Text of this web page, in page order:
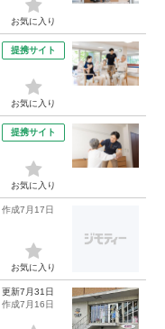
お気に入り
提携サイト
お気に入り
提携サイト
お気に入り
作成7月17日
お気に入り
更新7月31日
作成7月16日